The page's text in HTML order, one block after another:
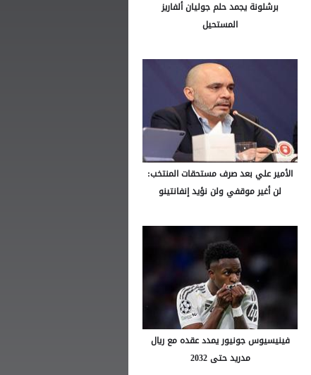
برشلونة يجمد حلم جوليان ألفاريز
المستحيل
الأمير علي بعد صرف مستحقات المنتخب:
لن أغير موقفي ولن نؤيد إنفانتينو
فينيسيوس جونيور يمدد عقده مع ريال
مدريد حتى 2032